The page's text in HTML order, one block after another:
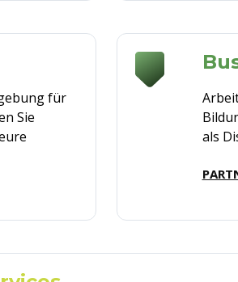
für
Sie
als